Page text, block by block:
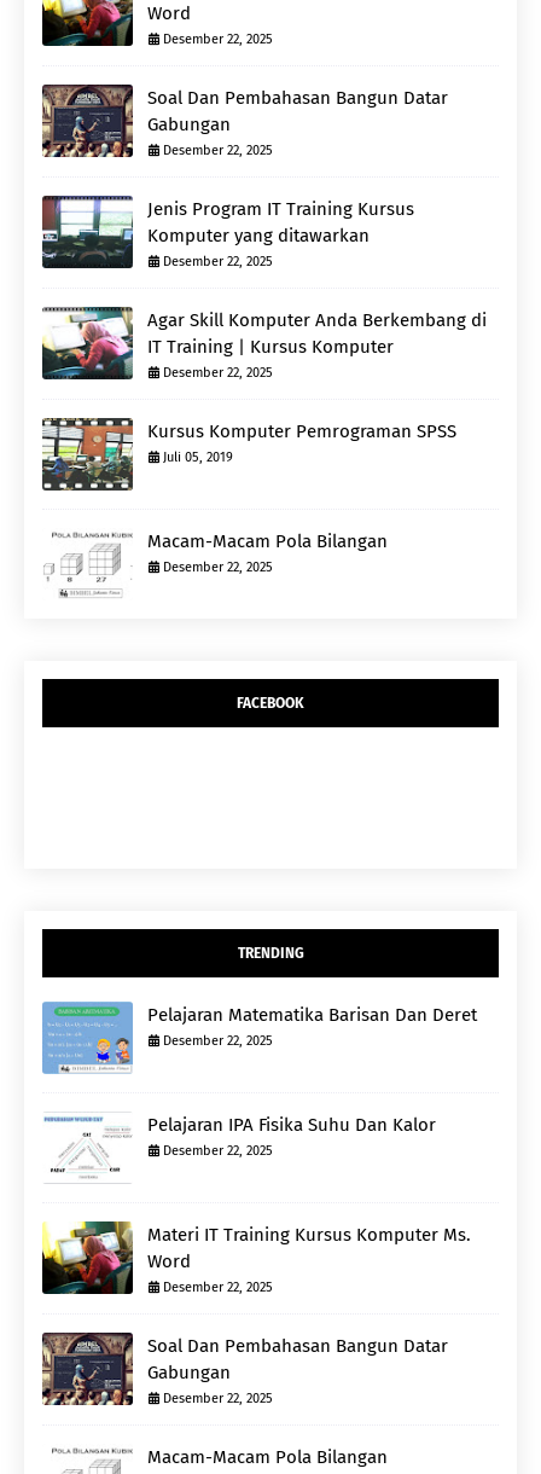
Word
Desember 22, 2025
Soal Dan Pembahasan Bangun Datar
Gabungan
Desember 22, 2025
Jenis Program IT Training Kursus
Komputer yang ditawarkan
Desember 22, 2025
Agar Skill Komputer Anda Berkembang di
IT Training | Kursus Komputer
Desember 22, 2025
Kursus Komputer Pemrograman SPSS
Juli 05, 2019
Macam-Macam Pola Bilangan
Desember 22, 2025
FACEBOOK
TRENDING
Pelajaran Matematika Barisan Dan Deret
Desember 22, 2025
Pelajaran IPA Fisika Suhu Dan Kalor
Desember 22, 2025
Materi IT Training Kursus Komputer Ms.
Word
Desember 22, 2025
Soal Dan Pembahasan Bangun Datar
Gabungan
Desember 22, 2025
Macam-Macam Pola Bilangan